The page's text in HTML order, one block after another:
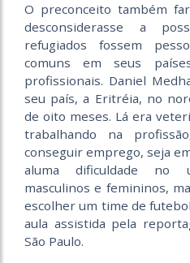
O preconceito também
desconsiderasse a
refugiados fossem
comuns em seus
profissionais. Daniel
seu país, a Eritréia, no
de oito meses. Lá era
trabalhando na
conseguir emprego, seja
aluma dificuldade no
masculinos e femininos,
escolher um time de
aula assistida pela
São Paulo.